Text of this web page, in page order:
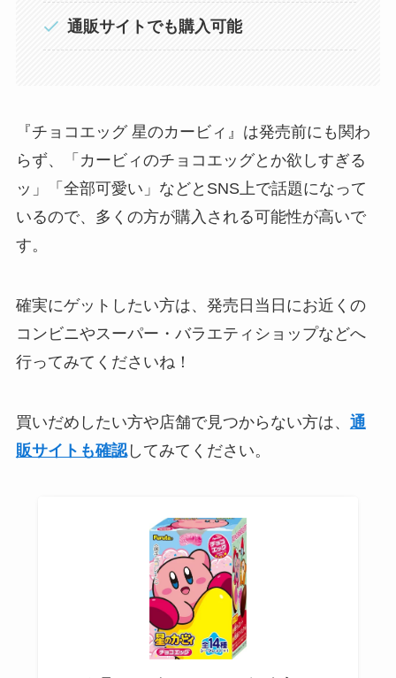
通販サイトでも購入可能
『チョコエッグ 星のカービィ』は発売前にも関わ
らず、「カービィのチョコエッグとか欲しすぎる
ッ」「全部可愛い」などとSNS上で話題になって
いるので、多くの方が購入される可能性が高いで
す。
確実にゲットしたい方は、発売日当日にお近くの
コンビニやスーパー・バラエティショップなどへ
行ってみてくださいね！
買いだめしたい方や店舗で見つからない方は、 通
販サイトも確認してみてください。